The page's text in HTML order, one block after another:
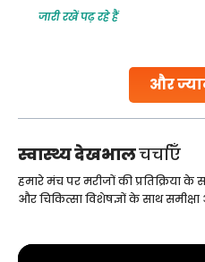
और
challenges and help couples
collected, they process the
जारी रखें पढ़ रहे हैं
स्वास्थ्य देखभालचर्चाएँ
हमारे मंच पर मरीजों की प्रतिक्रिया
और चिकित्सा विशेषज्ञों के साथ समीक्षा